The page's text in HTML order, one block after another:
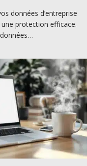
données d’entreprise
protection efficace.